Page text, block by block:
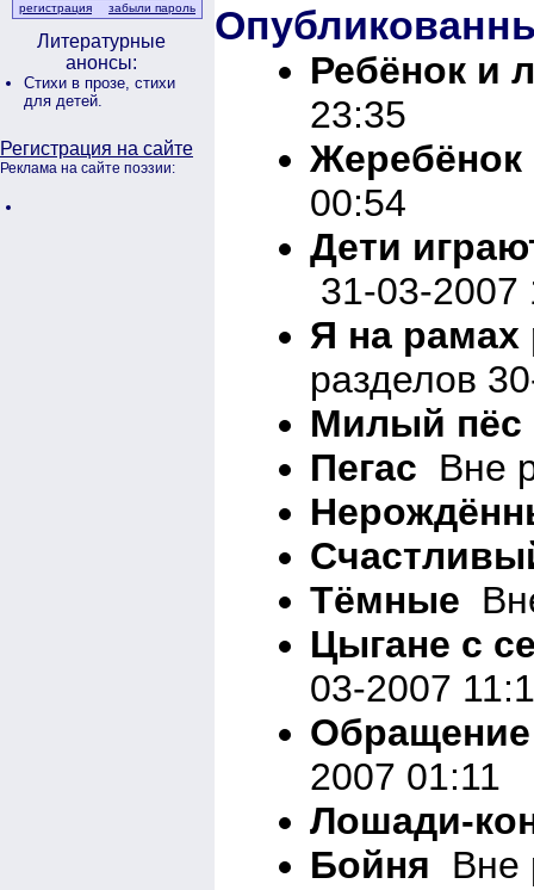
регистрация забыли пароль
Литературные
анонсы:
Стихи в прозе, стихи
для детей.
Регистрация на сайте
Реклама на сайте поэзии:
Ребёнок и
23:35
Жеребёнок
00:54
Дети
31-03-2007
Я на рамах
разделов
Милый пёс
Пегас Вне
Тёмные
Цыгане с
03-2007
2007 01:11
Лошади-
Бойня Вне